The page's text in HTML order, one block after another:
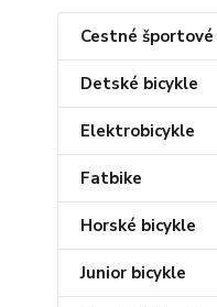
Cestné športové
Detské bicykle
Elektrobicykle
Fatbike
Horské bicykle
Junior bicykle